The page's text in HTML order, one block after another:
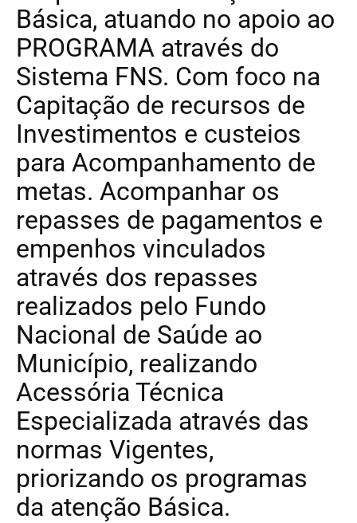
Básica, atuando no apoio ao
PROGRAMA através do
Sistema FNS. Com foco na
Capitação de recursos de
Investimentos e custeios
para Acompanhamento de
metas. Acompanhar os
repasses de pagamentos e
empenhos vinculados
através dos repasses
realizados pelo Fundo
Nacional de Saúde ao
Município, realizando
Acessória Técnica
Especializada através das
normas Vigentes,
priorizando os programas
da atenção Básica.